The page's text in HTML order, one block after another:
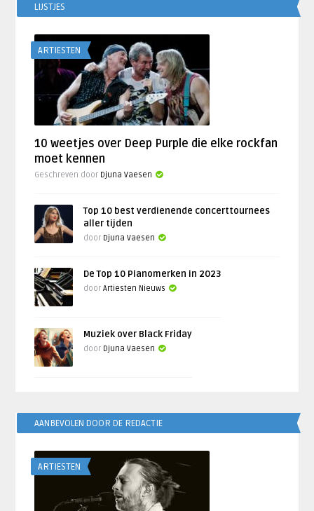
LIJSTJES
ARTIESTEN
10 weetjes over Deep Purple die elke rockfan
moet kennen
Geschreven door Djuna Vaesen
Top 10 best verdienende concerttournees
aller tijden
door Djuna Vaesen
De Top 10 Pianomerken in 2023
doorArtiesten Nieuws
Muziek over Black Friday
door Djuna Vaesen
AANBEVOLEN DOOR DE REDACTIE
ARTIESTEN